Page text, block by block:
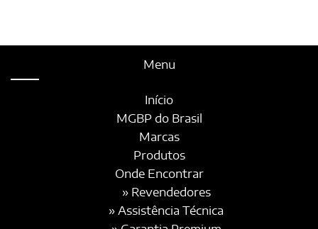
Menu
Início
MGBP do Brasil
Marcas
Produtos
Onde Encontrar
» Revendedores
» Assistência Técnica